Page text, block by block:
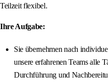
Teilzeit flexibel.
Ihre Aufgabe:
Sie übernehmen nach
unsere erfahrenen Teams alle
Durchführung und